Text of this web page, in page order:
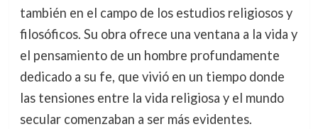
también en el campo de los estudios religiosos y
filosóficos. Su obra ofrece una ventana a la vida y
el pensamiento de un hombre profundamente
dedicado a su fe, que vivió en un tiempo donde
las tensiones entre la vida religiosa y el mundo
secular comenzaban a ser más evidentes.